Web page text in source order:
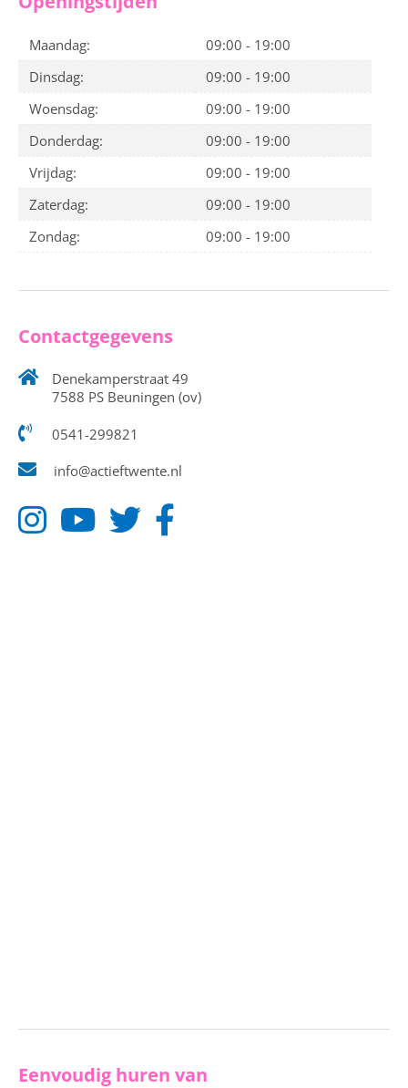
Maandag:
09:00 - 19:00
Dinsdag:
09:00 - 19:00
Woensdag:
09:00 - 19:00
Donderdag:
09:00 - 19:00
Vrijdag:
09:00 - 19:00
Zaterdag:
09:00 - 19:00
Zondag:
09:00 - 19:00
Contactgegevens
Denekamperstraat 49
7588 PS Beuningen (ov)
0541-299821
info@actieftwente.nl
Eenvoudig huren van